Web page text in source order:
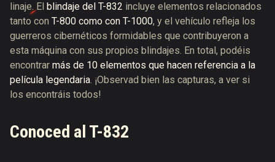
linaje. El blindaje del T-832 incluye elementos relacionados
tanto con T-800 como con T-1000, y el vehículo refleja los
guerreros cibernéticos formidables que contribuyeron a
esta máquina con sus propios blindajes. En total, podéis
encontrar más de 10 elementos que hacen referencia a la
película legendaria. ¡Observad bien las capturas, a ver si
los encontráis todos!
Conoced al T-832